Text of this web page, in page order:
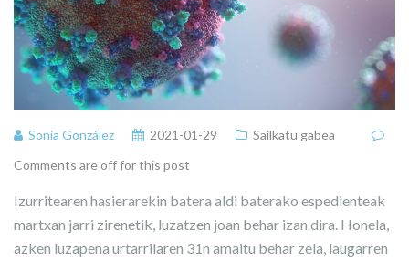
Sonia González 2021-01-29
Sailkatu gabea
Comments are off for this post
Izurritearen hasierarekin batera aldi baterako espedienteak
martxan jarri zirenetik, luzatzen joan behar izan dira. Honela,
azken luzapena urtarrilaren 31n amaitu behar zela, laugarren